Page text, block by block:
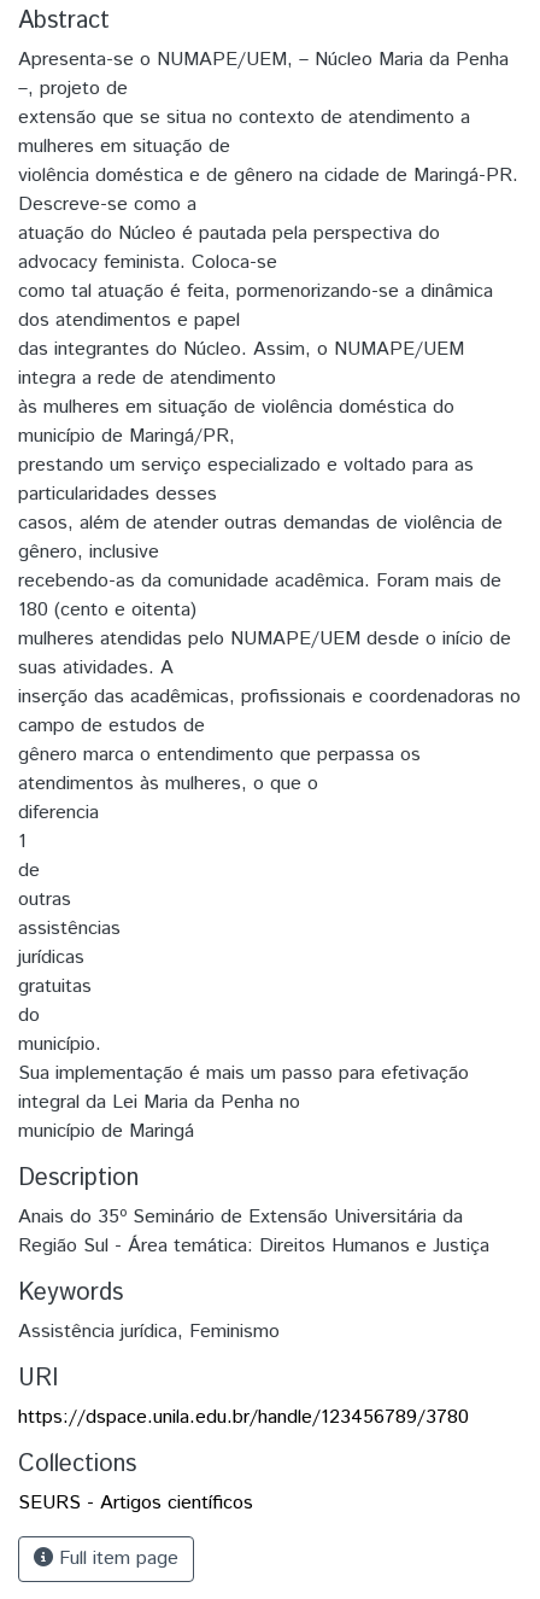
Abstract
Apresenta-se o NUMAPE/UEM, – Núcleo Maria da Penha
–, projeto de
extensão que se situa no contexto de atendimento a
mulheres em situação de
violência doméstica e de gênero na cidade de Maringá-PR.
Descreve-se como a
atuação do Núcleo é pautada pela perspectiva do
advocacy feminista. Coloca-se
como tal atuação é feita, pormenorizando-se a dinâmica
dos atendimentos e papel
das integrantes do Núcleo. Assim, o NUMAPE/UEM
integra a rede de atendimento
às mulheres em situação de violência doméstica do
município de Maringá/PR,
prestando um serviço especializado e voltado para as
particularidades desses
casos, além de atender outras demandas de violência de
gênero, inclusive
recebendo-as da comunidade acadêmica. Foram mais de
180 (cento e oitenta)
mulheres atendidas pelo NUMAPE/UEM desde o início de
suas atividades. A
inserção das acadêmicas, profissionais e coordenadoras no
campo de estudos de
gênero marca o entendimento que perpassa os
atendimentos às mulheres, o que o
diferencia
1
de
outras
assistências
jurídicas
gratuitas
do
município.
Sua implementação é mais um passo para efetivação
integral da Lei Maria da Penha no
município de Maringá
Description
Anais do 35º Seminário de Extensão Universitária da
Região Sul - Área temática: Direitos Humanos e Justiça
Keywords
Assistência jurídica, Feminismo
URI
https://dspace.unila.edu.br/handle/123456789/3780
Collections
SEURS - Artigos científicos
Full item page